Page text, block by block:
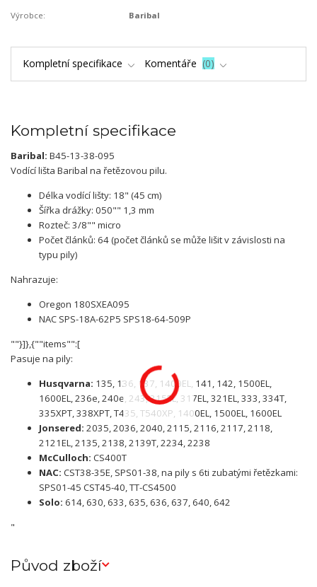
Výrobce: Baribal
Kompletní specifikace Komentáře 0
Kompletní specifikace
Baribal: B45-13-38-095
Vodící lišta Baribal na řetězovou pilu.
Délka vodící lišty: 18" (45 cm)
Šířka drážky: 050"" 1,3 mm
Rozteč: 3/8"" micro
Počet článků: 64 (počet článků se může lišit v závislosti na
typu pily)
Nahrazuje:
Oregon 180SXEA095
NAC SPS-18A-62P5 SPS18-64-509P
""}]},{""items"":[
Pasuje na pily:
Husqvarna: 135, 136, 137, 1400EL, 141, 142, 1500EL,
1600EL, 236e, 240e, 243, 315EL, 317EL, 321EL, 333, 334T,
335XPT, 338XPT, T435, T540XP, 1400EL, 1500EL, 1600EL
Jonsered: 2035, 2036, 2040, 2115, 2116, 2117, 2118,
2121EL, 2135, 2138, 2139T, 2234, 2238
McCulloch: CS400T
NAC: CST38-35E, SPS01-38, na pily s 6ti zubatými řetězkami:
SPS01-45 CST45-40, TT-CS4500
Solo: 614, 630, 633, 635, 636, 637, 640, 642
"
Původ zboží